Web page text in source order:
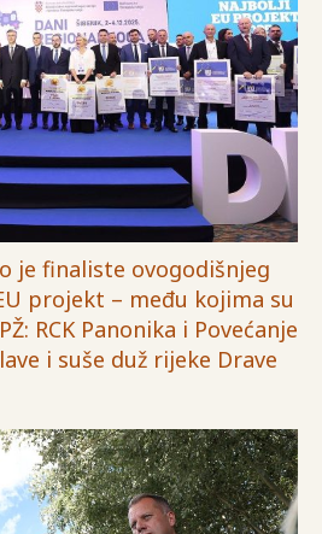
je finaliste ovogodišnjeg
projekt – među kojima su
RCK Panonika i Povećanje
i suše duž rijeke Drave